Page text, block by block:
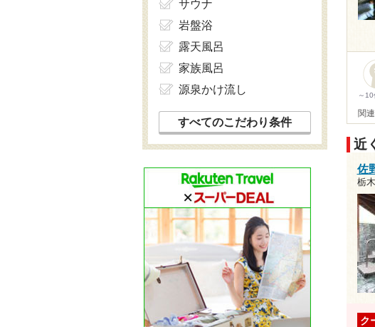
～
関
近
佐
栃
ク
サウナ
岩盤浴
露天風呂
家族風呂
源泉かけ流し
すべてのこだわり条件